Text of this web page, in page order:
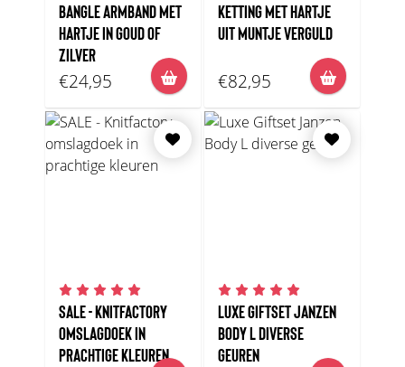
BANGLE ARMBAND MET
HARTJE IN GOUD OF
ZILVER
€24,95
KETTING MET HARTJE
UIT MUNTJE VERGULD
€82,95
SALE - KNITFACTORY
OMSLAGDOEK IN
PRACHTIGE KLEUREN
LUXE GIFTSET JANZEN
BODY L DIVERSE
GEUREN